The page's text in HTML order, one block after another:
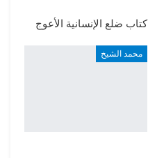
كتاب ضلع الإنسانية الأعوج
محمد الشيخ